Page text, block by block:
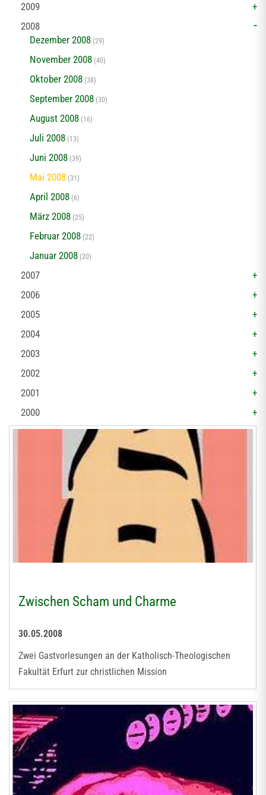
2009
2008
Dezember 2008 (29)
November 2008 (40)
Oktober 2008 (38)
September 2008 (30)
August 2008 (16)
Juli 2008 (13)
Juni 2008 (39)
Mai 2008 (31)
April 2008 (6)
März 2008 (25)
Februar 2008 (22)
Januar 2008 (20)
2007
2006
2005
2004
2003
2002
2001
2000
Zwischen Scham und Charme
30.05.2008
Zwei Gastvorlesungen an der Katholisch-Theologischen
Fakultät Erfurt zur christlichen Mission